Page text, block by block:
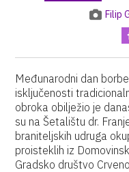
Filip
Međunarodni dan
isključenosti
obroka obilježio je
su na Šetalištu dr.
braniteljskih udruga
proisteklih iz
Gradsko društvo